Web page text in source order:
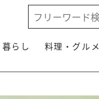
らし 料理・グルメ